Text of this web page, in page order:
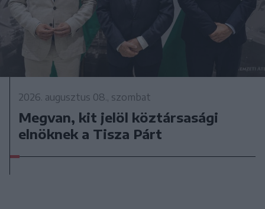
2026. augusztus 08., szombat
Megvan, kit jelöl köztársasági
elnöknek a Tisza Párt